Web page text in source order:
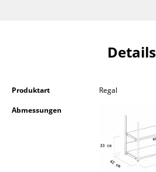
... alle Aufbewahrungsmöbel
Details
Produktart
Regal
Abmessungen